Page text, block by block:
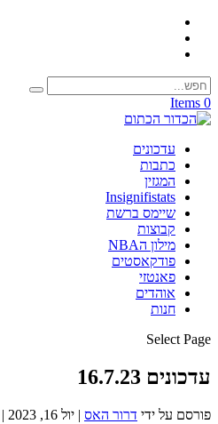
0 Items
עדכונים
כתבות
המגזין
Insignifistats
שיימס ברשת
קבוצות
מילון הNBA
פודקאסטים
פאנטזי
אוהדים
חנות
Select Page
עדכונים 16.7.23
פורסם על ידי דרור האס | יול 16, 2023 |